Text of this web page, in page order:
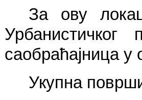
За ову
саобраћајница у
Укупна